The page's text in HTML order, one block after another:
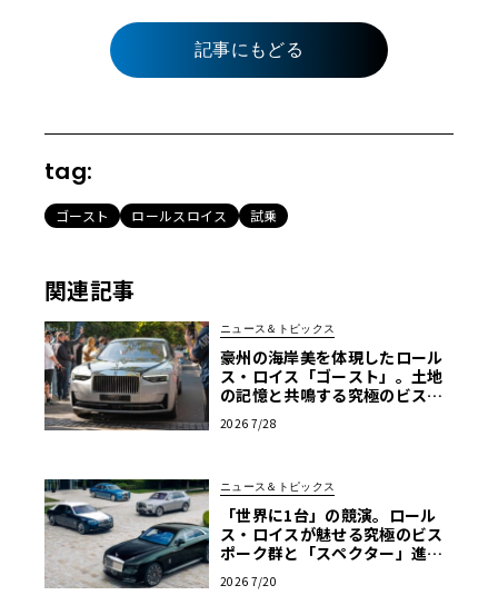
記事にもどる
tag:
ゴースト ロールスロイス 試乗
関連記事
ニュース＆トピックス
豪州の海岸美を体現したロール
ス・ロイス「ゴースト」。土地
の記憶と共鳴する究極のビスポ
2026 7/28
ニュース＆トピックス
「世界に1台」の競演。ロール
ス・ロイスが魅せる究極のビス
ポーク群と「スペクター」進化
2026 7/20